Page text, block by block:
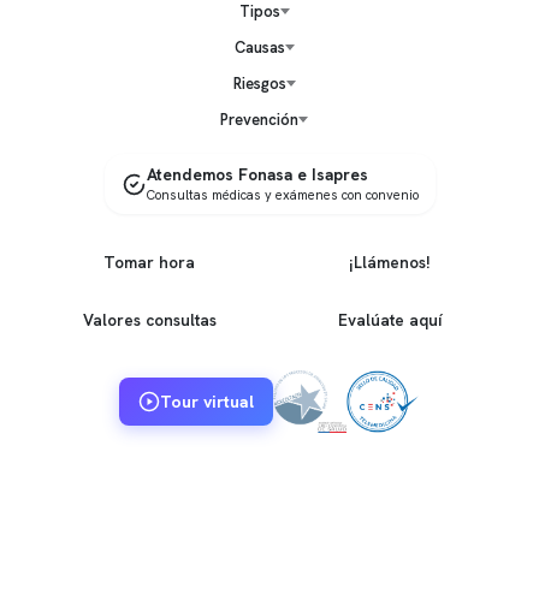
Tipos
Causas
Riesgos
Prevención
Atendemos Fonasa e Isapres
Consultas médicas y exámenes con convenio
Tomar hora ¡Llámenos!
Valores consultas Evalúate aquí
Tour virtual